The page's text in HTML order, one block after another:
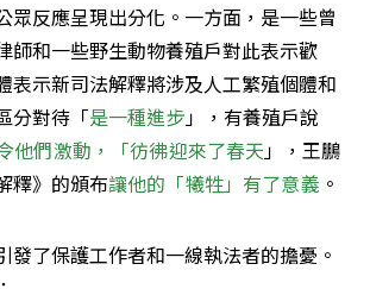
眾反應呈現出分化。一方面，是一些曾
師和一些野生動物養殖戶對此表示歡
表示新司法解釋將涉及人工繁殖個體和
分對待「是一種進步」，有養殖戶說
他們激動，「彷彿迎來了春天」，王鵬
釋》的頒布讓他的「犧牲」有了意義 。
發了保護工作者和一線執法者的擔憂。